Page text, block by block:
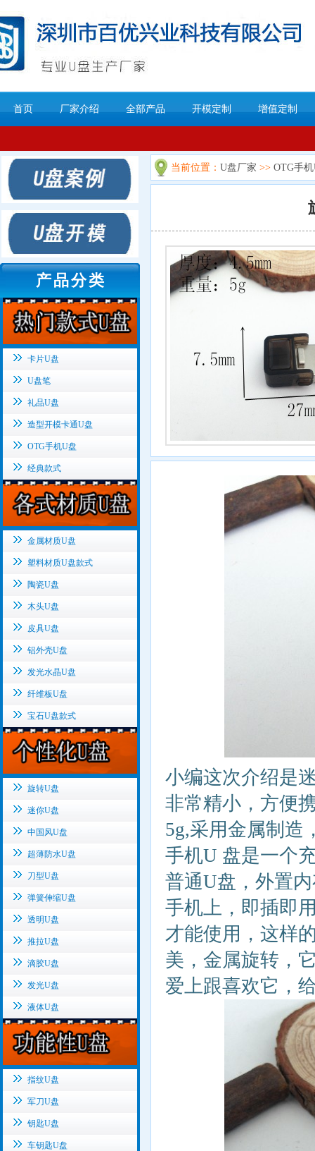
首页 厂家介绍 全部产品 开模定制 增值定制
当前位置： U盘厂家 >> OTG手
小编这次介绍是
非常精小，方便
5g,采用金属制造
手机U 盘是一个
普通U盘，外置
手机上，即插即
才能使用，这样
美，金属旋转，
爱上跟喜欢它，
产品分类
卡片U盘
U盘笔
礼品U盘
造型开模卡通U盘
OTG手机U盘
经典款式
金属材质U盘
塑料材质U盘款式
陶瓷U盘
木头U盘
皮具U盘
铝外壳U盘
发光水晶U盘
纤维板U盘
宝石U盘款式
旋转U盘
迷你U盘
中国风U盘
超薄防水U盘
刀型U盘
弹簧伸缩U盘
透明U盘
推拉U盘
滴胶U盘
发光U盘
液体U盘
指纹U盘
军刀U盘
钥匙U盘
车钥匙U盘